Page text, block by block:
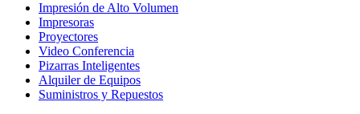
Impresión de Alto Volumen
Impresoras
Proyectores
Video Conferencia
Pizarras Inteligentes
Alquiler de Equipos
Suministros y Repuestos